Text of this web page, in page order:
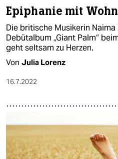
Epiphanie mit
Die britische Musikerin
Debütalbum „Giant Palm“
geht seltsam zu Herzen.
Von Julia Lorenz
16.7.2022